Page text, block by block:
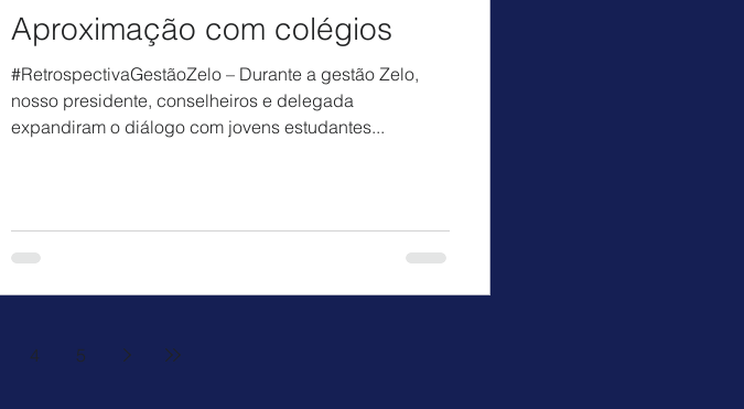
Aproximação com colégios
#RetrospectivaGestãoZelo – Durante a gestão Zelo,
nosso presidente, conselheiros e delegada
expandiram o diálogo com jovens estudantes...
4 5